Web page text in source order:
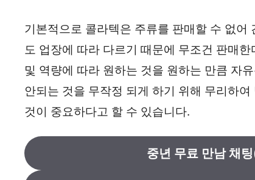
기본적으로 콜라텍은 주류를 판매할 수 없어
도 업장에 따라 다르기 때문에 무조건 판매
및 역량에 따라 원하는 것을 원하는 만큼 자
안되는 것을 무작정 되게 하기 위해 무리하
것이 중요하다고 할 수 있습니다.
중년 무료 만남 채